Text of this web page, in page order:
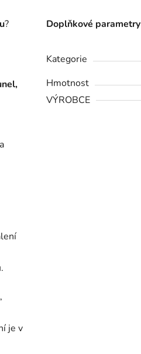
?
,
je v
Doplňkové parametry
Kategorie
Hmotnost
VÝROBCE